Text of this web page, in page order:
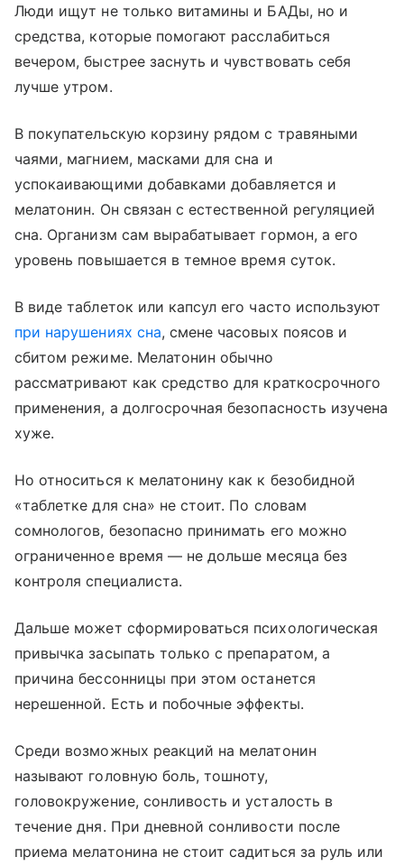
Люди ищут не только витамины и БАДы, но и
средства, которые помогают расслабиться
вечером, быстрее заснуть и чувствовать себя
лучше утром.
В покупательскую корзину рядом с травяными
чаями, магнием, масками для сна и
успокаивающими добавками добавляется и
мелатонин. Он связан с естественной регуляцией
сна. Организм сам вырабатывает гормон, а его
уровень повышается в темное время суток.
В виде таблеток или капсул его часто используют
при нарушениях сна, смене часовых поясов и
сбитом режиме. Мелатонин обычно
рассматривают как средство для краткосрочного
применения, а долгосрочная безопасность изучена
хуже.
Но относиться к мелатонину как к безобидной
«таблетке для сна» не стоит. По словам
сомнологов, безопасно принимать его можно
ограниченное время — не дольше месяца без
контроля специалиста.
Дальше может сформироваться психологическая
привычка засыпать только с препаратом, а
причина бессонницы при этом останется
нерешенной. Есть и побочные эффекты.
Среди возможных реакций на мелатонин
называют головную боль, тошноту,
головокружение, сонливость и усталость в
течение дня. При дневной сонливости после
приема мелатонина не стоит садиться за руль или